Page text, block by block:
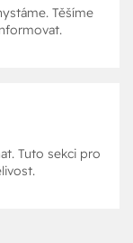
Těšíme
Tuto sekci pro